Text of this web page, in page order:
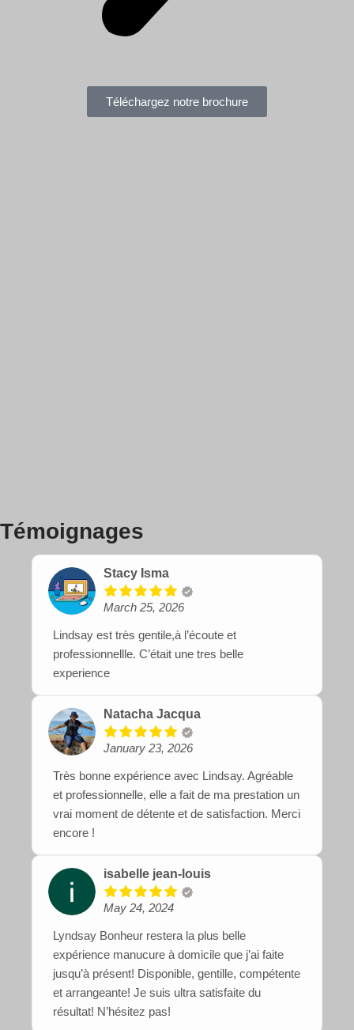
Téléchargez notre brochure
Témoignages
Stacy Isma
March 25, 2026
Lindsay est très gentile,à l’écoute et
professionnellle. C’était une tres belle
experience
Natacha Jacqua
January 23, 2026
Très bonne expérience avec Lindsay. Agréable
et professionnelle, elle a fait de ma prestation un
vrai moment de détente et de satisfaction. Merci
encore !
isabelle jean-louis
May 24, 2024
Lyndsay Bonheur restera la plus belle
expérience manucure à domicile que j’ai faite
jusqu’à présent! Disponible, gentille, compétente
et arrangeante! Je suis ultra satisfaite du
résultat! N’hésitez pas!